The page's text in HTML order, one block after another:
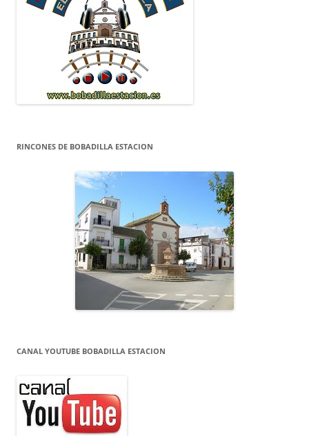
RINCONES DE BOBADILLA ESTACION
CANAL YOUTUBE BOBADILLA ESTACION